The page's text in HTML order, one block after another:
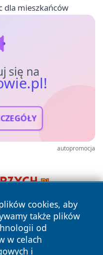
dla mieszkańców
się na
autopromocja
cookies, aby
także plików
od
w celach
i